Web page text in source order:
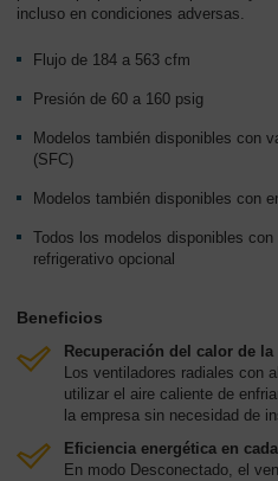
incluso en condiciones adversas.
Flujo de 184 a 563 cfm
Presión de 60 a 160 psig
Modelos también disponibles con
(SFC)
Modelos también disponibles con
Todos los modelos disponibles
refrigerativo opcional
Beneficios
Recuperación del calor de la
Los ventiladores radiales con
utilizar el aire caliente de
la empresa sin necesidad de
Eficiencia energética en
En modo Desconectado, el